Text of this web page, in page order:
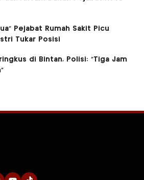
Pejabat Rumah Sakit Picu
Tukar Posisi
di Bintan, Polisi: “Tiga Jam